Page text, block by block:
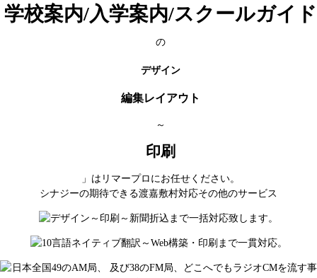
学校案内/入学案内/スクールガイド
の
デザイン
編集レイアウト
～
印刷
」はリマープロにお任せください。
シナジーの期待できる渡嘉敷村対応その他のサービス